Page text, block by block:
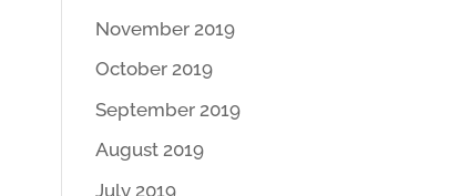
November 2019
October 2019
September 2019
August 2019
July 2019